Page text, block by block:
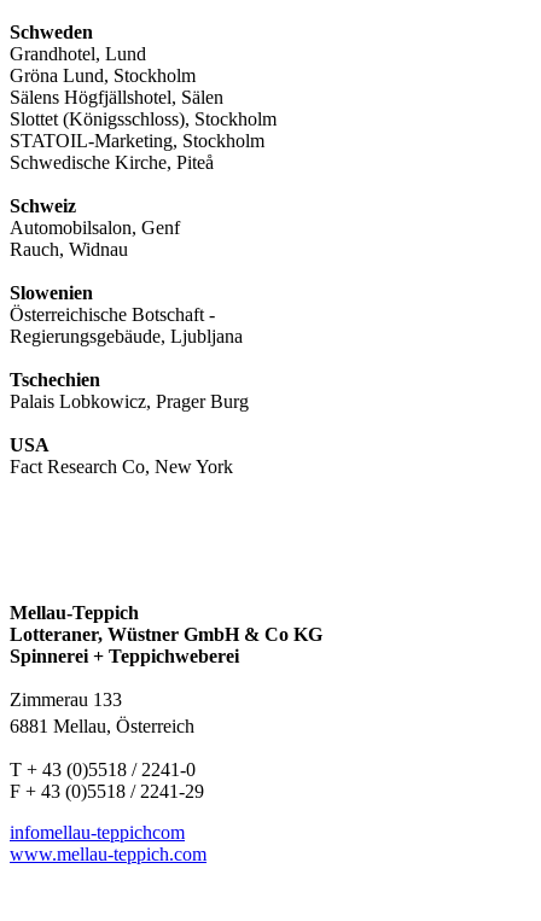
Schweden
Grandhotel, Lund
Gröna Lund, Stockholm
Sälens Högfjällshotel, Sälen
Slottet (Königsschloss), Stockholm
STATOIL-Marketing, Stockholm
Schwedische Kirche, Piteå
Schweiz
Automobilsalon, Genf
Rauch, Widnau
Slowenien
Österreichische Botschaft -
Regierungsgebäude, Ljubljana
Tschechien
Palais Lobkowicz, Prager Burg
USA
Fact Research Co, New York
Mellau-Teppich
Lotteraner, Wüstner GmbH & Co KG
Spinnerei + Teppichweberei
Zimmerau 133
6881 Mellau, Österreich
T + 43 (0)5518 / 2241-0
F + 43 (0)5518 / 2241-29
infomellau-teppichcom
www.mellau-teppich.com